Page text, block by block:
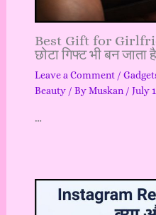
Best Gift for
छोटा गिफ्ट भी बन जाता
Leave a Comment /
Beauty/ ByMuskan / July
…